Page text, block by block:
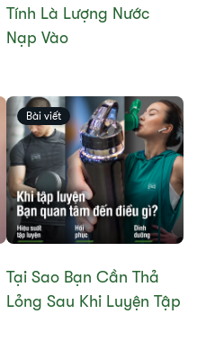
Tính Là Lượng Nước
Nạp Vào
Bài viết
Tại Sao Bạn Cần Thả
Lỏng Sau Khi Luyện Tập